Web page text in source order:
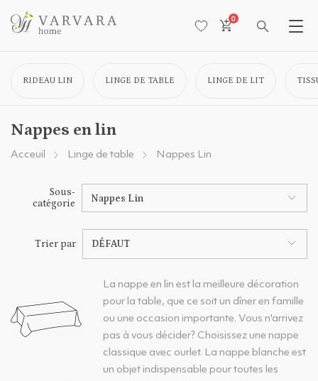
0
RIDEAU LIN LINGE DE TABLE LINGE DE LIT
Nappes en lin
Acceuil Linge de table Nappes Lin
Sous-
catégorie
Nappes Lin
Trier par DÉFAUT
La nappe en lin est la meilleure décoration
pour la table, que ce soit un dîner en famille
ou une occasion importante. Vous n'arrivez
pas à vous décider? Choisissez une nappe
classique avec ourlet. La nappe blanche est
un objet indispensable pour toutes les